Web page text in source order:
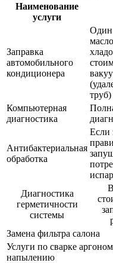
Наименование
услуги
Заправка
автомобильного
кондиционера
Один
труб)
Компьютерная
диагностика
Антибактериальная
обработка
Если
Диагностика
герметичности
системы
Замена фильтра салона
Услуги по сварке
напылению